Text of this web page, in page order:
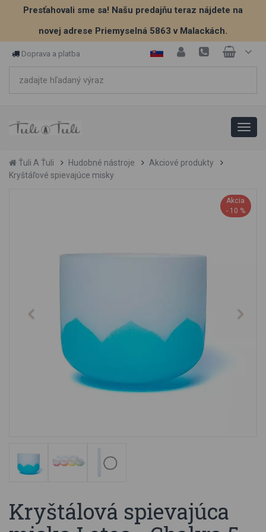
Presťahovali sme sa! Našu predajňu teraz nájdete na
novej adrese Priemyselná 5863 v Malackách.
Doprava a platba
Ťuli A Ťuli Hudobné nástroje
Akciové produkty
Kryštáľové spievajúce misky
Akcia
- 10 %
Kryštálová spievajúca